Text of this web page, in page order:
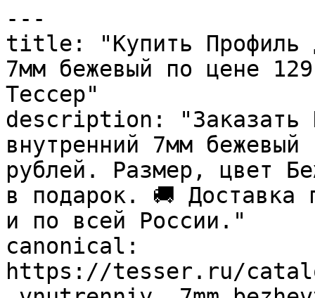
---
title: "Купить Профиль
7мм бежевый по цене
Тессер"
description: "Заказать
внутренний 7мм
рублей. Размер, цвет
в подарок. 🚚 Доставка
и по всей России."
canonical:
https://tesser.ru/